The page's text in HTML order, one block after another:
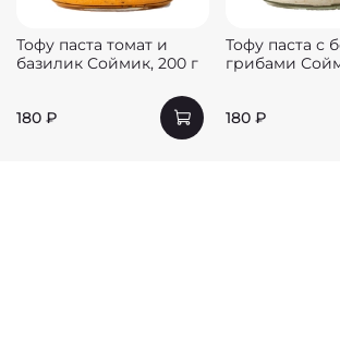
Тофу паста томат и
базилик Соймик, 200 г
180 ₽
Тофу паста с
грибами
180 ₽